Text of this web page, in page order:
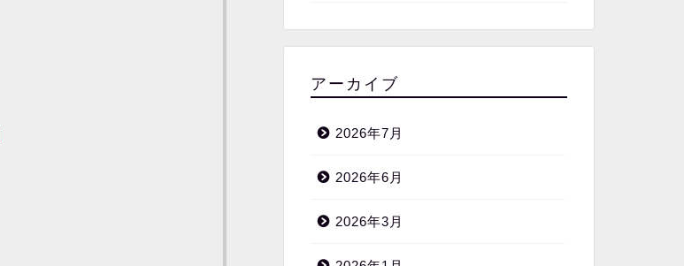
アーカイブ
2026年7月
2026年6月
2026年3月